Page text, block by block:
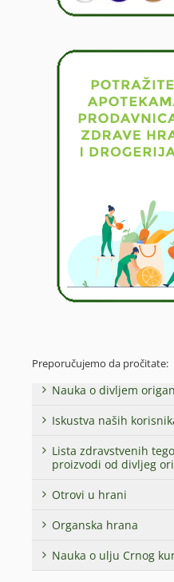
Preporučujemo da pročitate:
Nauka o divljem
Iskustva naših
Lista zdravstvenih
proizvodi od divljeg
Otrovi u hrani
Organska hrana
Nauka o ulju Crnog